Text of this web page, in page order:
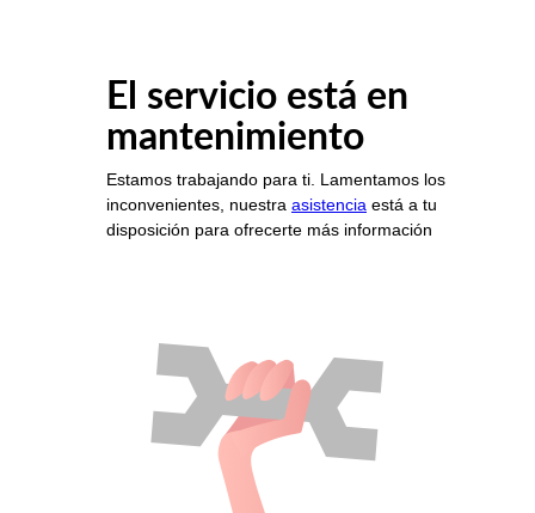
El servicio está en
mantenimiento
Estamos trabajando para ti. Lamentamos los
inconvenientes, nuestra asistencia está a tu
disposición para ofrecerte más información